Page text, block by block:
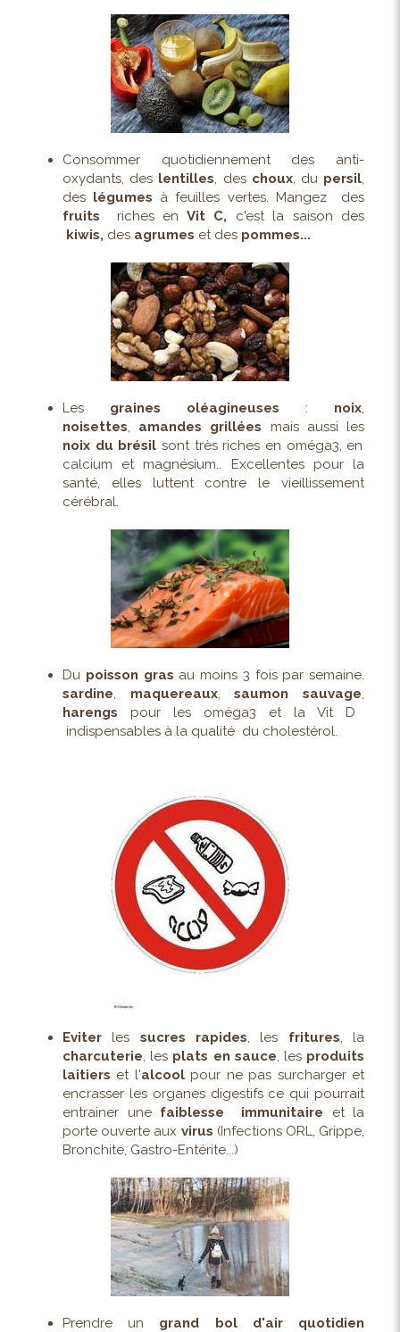
Consommer quotidiennement des anti-
oxydants, des lentilles, des choux, du persil,
des légumes à feuilles vertes. Mangez des
fruits riches en Vit C, c'est la saison des
kiwis, des agrumes et des pommes...
Les graines oléagineuses : noix,
noisettes, amandes grillées mais aussi les
noix du brésil sont très riches en oméga3, en
calcium et magnésium.. Excellentes pour la
santé, elles luttent contre le vieillissement
cérébral.
Du poisson gras au moins 3 fois par semaine.
sardine, maquereaux,saumon sauvage,
harengs pour les oméga3 et la Vit D
indispensables à la qualité du cholestérol.
Eviter les sucres rapides, les fritures, la
charcuterie, les plats en sauce, les produits
laitiers et l'alcool pour ne pas surcharger et
encrasser les organes digestifs ce qui pourrait
entrainer une faiblesse immunitaire et la
porte ouverte aux virus (Infections ORL, Grippe,
Bronchite, Gastro-Entérite...)
Prendre un grand bol d'air quotidien